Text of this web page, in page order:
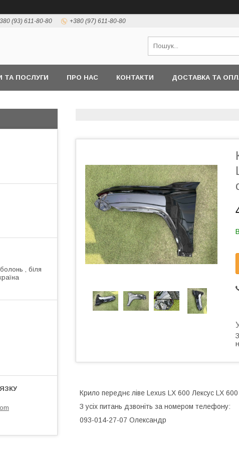
(93) 611-80-80 +380 (97) 611-80-80
ТА ПОСЛУГИ ПРО НАС КОНТАКТИ ДОСТАВКА ТА
Крило переднє ліве Lexus LX 600 Лексус LX
З усіх питань дзвоніть за номером телефону:
093-014-27-07 Олександр
, біля